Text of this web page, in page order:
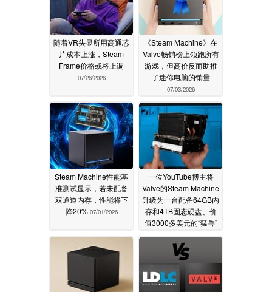
随着VR头显所用高通芯
片成本上涨，Steam
Frame价格或将上调
07/26/2026
《Steam Machine》在
Valve畅销榜上领跑所有
游戏，但高价反而助推
了迷你电脑的销量
07/03/2026
Steam Machine性能基
准测试显示，若未配备
双通道内存，性能将下
降20% 07/01/2026
一位YouTube博主将
Valve的Steam Machine
升级为一台配备64GB内
存和4TB固态硬盘、价
值3000多美元的“猛兽”
06/27/2026